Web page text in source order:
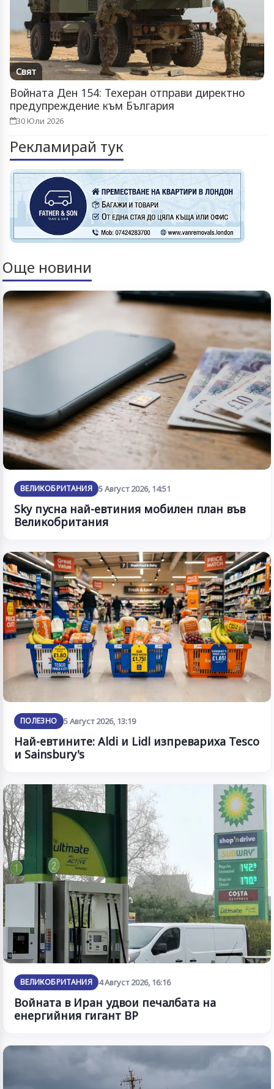
Свят
Войната Ден 154: Техеран отправи директно
предупреждение към България
30 Юли 2026
Рекламирай тук
Още новини
ВЕЛИКОБРИТАНИЯ 5 Август 2026, 14:51
Sky пусна най-евтиния мобилен план във
Великобритания
ПОЛЕЗНО 5 Август 2026, 13:19
Най-евтините: Aldi и Lidl изпревариха Tesco
и Sainsbury's
ВЕЛИКОБРИТАНИЯ 4 Август 2026, 16:16
Войната в Иран удвои печалбата на
енергийния гигант BP